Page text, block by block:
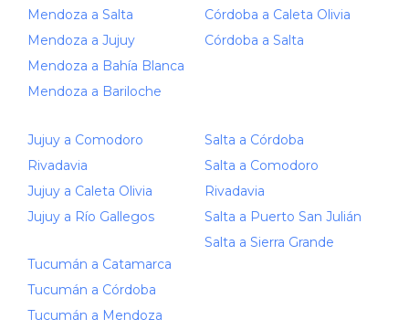
Mendoza a Salta
Mendoza a Jujuy
Mendoza a Bahía Blanca
Mendoza a Bariloche
Córdoba a Caleta Olivia
Córdoba a Salta
Jujuy a Comodoro
Rivadavia
Jujuy a Caleta Olivia
Jujuy a Río Gallegos
Tucumán a Catamarca
Tucumán a Córdoba
Tucumán a Mendoza
Salta a Córdoba
Salta a Comodoro
Rivadavia
Salta a Puerto San Julián
Salta a Sierra Grande